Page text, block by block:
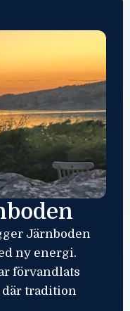
Järnboden
ny energi.
förvandlats
tradition